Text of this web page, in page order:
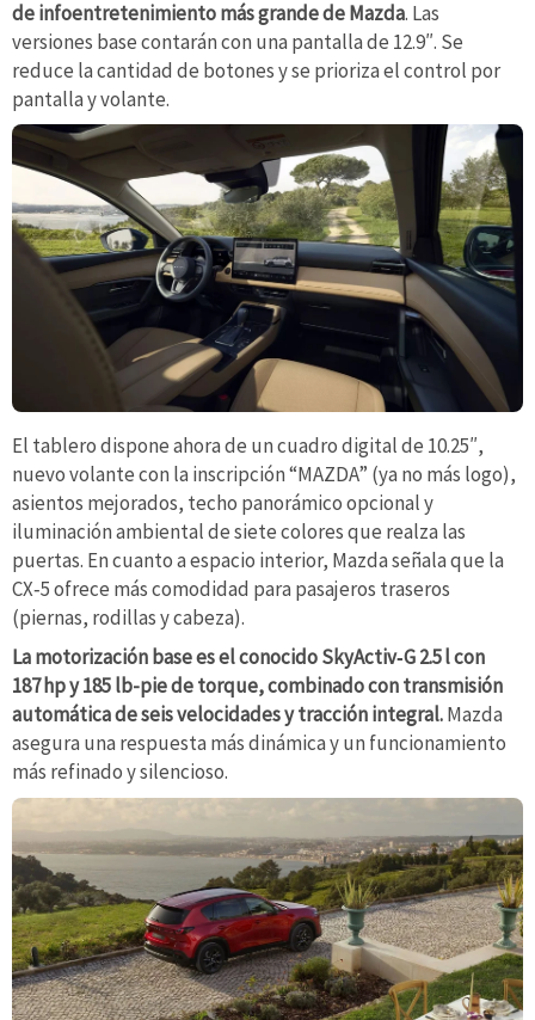
de infoentretenimiento más grande de Mazda. Las
versiones base contarán con una pantalla de 12.9″. Se
reduce la cantidad de botones y se prioriza el control por
pantalla y volante.
El tablero dispone ahora de un cuadro digital de 10.25″,
nuevo volante con la inscripción “MAZDA” (ya no más logo),
asientos mejorados, techo panorámico opcional y
iluminación ambiental de siete colores que realza las
puertas. En cuanto a espacio interior, Mazda señala que la
CX‑5 ofrece más comodidad para pasajeros traseros
(piernas, rodillas y cabeza).
La motorización base es el conocido SkyActiv‑G 2.5 l con
187 hp y 185 lb-pie de torque, combinado con transmisión
automática de seis velocidades y tracción integral.Mazda
asegura una respuesta más dinámica y un funcionamiento
más refinado y silencioso.